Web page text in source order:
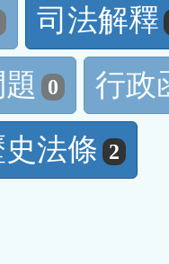
司法解釋
0
行政
史法條 2